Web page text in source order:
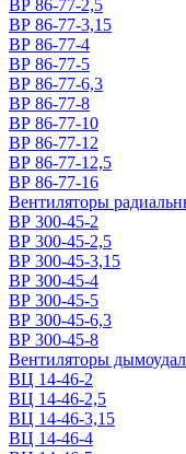
ВР 86-77-2,5
ВР 86-77-3,15
ВР 86-77-4
ВР 86-77-5
ВР 86-77-6,3
ВР 86-77-8
ВР 86-77-10
ВР 86-77-12
ВР 86-77-12,5
ВР 86-77-16
Вентиляторы
ВР 300-45-2
ВР 300-45-2,5
ВР 300-45-3,15
ВР 300-45-4
ВР 300-45-5
ВР 300-45-6,3
ВР 300-45-8
Вентиляторы
ВЦ 14-46-2
ВЦ 14-46-2,5
ВЦ 14-46-3,15
ВЦ 14-46-4